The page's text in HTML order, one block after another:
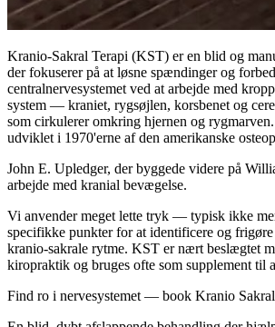
Kranio-Sakral Terapi (KST) er en blid og
der fokuserer på at løsne spændinger og
centralnervesystemet ved at arbejde med
system — kraniet, rygsøjlen, korsbenet og
som cirkulerer omkring hjernen og
udviklet i 1970'erne af den amerikanske
John E. Upledger, der byggede videre på
arbejde med kranial bevægelse.
Vi anvender meget lette tryk — typisk ikke
specifikke punkter for at identificere og
kranio-sakrale rytme. KST er nært beslægtet
kiropraktik og bruges ofte som supplement til
Find ro i nervesystemet — book Kranio